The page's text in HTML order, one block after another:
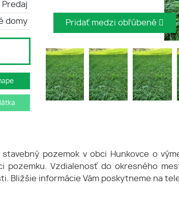
Predaj
domy Pridať medzi obľúbené
stavebný pozemok v obci Hunkovce o
Vzdialenosť do okresného
informácie Vám poskytneme na